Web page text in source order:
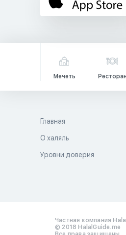
Мечеть
Главная
О халяль
Уровни доверия
Частная компания
© 2018 HalalGuide.me